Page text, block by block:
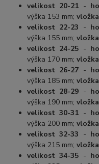
velikost 20-21 -
výška 153 mm;
velikost 22-23 -
výška 155 mm;
velikost 24-25 -
výška 170 mm;
velikost 26-27 -
výška 185 mm;
velikost 28-29 -
výška 190 mm;
velikost 30-31 -
výška 200 mm;
velikost 32-33 -
výška 215 mm;
velikost 34-35 -